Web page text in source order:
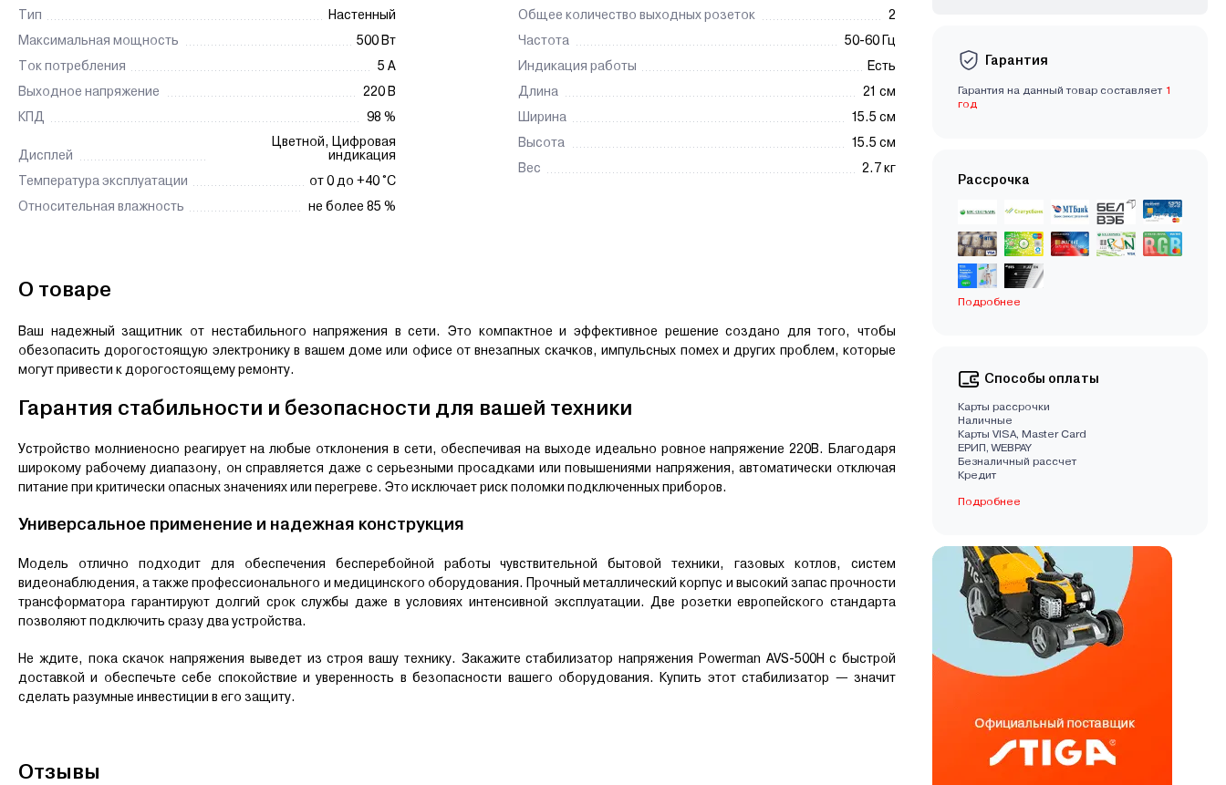
Тип
Настенный
Максимальная мощность
500 Вт
Ток потребления
5 А
Выходное напряжение
220 В
КПД
98 %
Дисплей
Цветной, Цифровая
индикация
Температура эксплуатации
от 0 до +40 °С
Относительная влажность
не более 85 %
Общее количество выходных розеток
2
Частота
50-60 Гц
Индикация работы
Есть
Длина
21 см
Ширина
15.5 см
Высота
15.5 см
Вес
2.7 кг
О товаре
Ваш надежный защитник от нестабильного напряжения в сети. Это компактное и эффективное решение создано для того, чтобы
обезопасить дорогостоящую электронику в вашем доме или офисе от внезапных скачков, импульсных помех и других проблем, которые
могут привести к дорогостоящему ремонту.
Гарантия стабильности и безопасности для вашей техники
Устройство молниеносно реагирует на любые отклонения в сети, обеспечивая на выходе идеально ровное напряжение 220В. Благодаря
широкому рабочему диапазону, он справляется даже с серьезными просадками или повышениями напряжения, автоматически отключая
питание при критически опасных значениях или перегреве. Это исключает риск поломки подключенных приборов.
Универсальное применение и надежная конструкция
Модель отлично подходит для обеспечения бесперебойной работы чувствительной бытовой техники, газовых котлов, систем
видеонаблюдения, а также профессионального и медицинского оборудования. Прочный металлический корпус и высокий запас прочности
трансформатора гарантируют долгий срок службы даже в условиях интенсивной эксплуатации. Две розетки европейского стандарта
позволяют подключить сразу два устройства.
Не ждите, пока скачок напряжения выведет из строя вашу технику. Закажите стабилизатор напряжения Powerman AVS-500H с быстрой
доставкой и обеспечьте себе спокойствие и уверенность в безопасности вашего оборудования. Купить этот стабилизатор — значит
сделать разумные инвестиции в его защиту.
Отзывы
Гарантия
Гарантия на данный товар составляет 1
год
Рассрочка
Подробнее
Способы оплаты
Карты рассрочки
Наличные
Карты VISA, Master Card
EРИП, WEBPAY
Безналичный рассчет
Кредит
Подробнее